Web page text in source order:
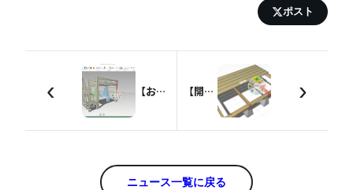
ポスト
‹ 【お知らせ】中小企業優秀新技術・新製品賞で優良賞受賞 【開発情報】まもなく次バージョンをリリースします【2/20予定】 ›
ニュース一覧に戻る